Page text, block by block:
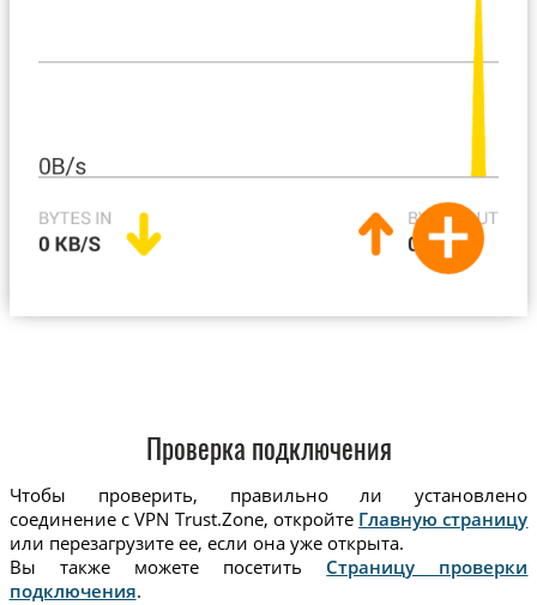
Проверка подключения
Чтобы проверить, правильно ли установлено
соединение с VPN Trust.Zone, откройте Главную страницу
или перезагрузите ее, если она уже открыта.
Вы также можете посетить Страницу проверки
подключения.